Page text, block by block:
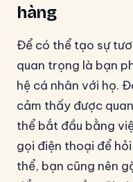
hàng
Để có thể tạo sự
quan trọng là bạn
hệ cá nhân với họ.
cảm thấy được
thể bắt đầu bằng
gọi điện thoại để
thể, bạn cũng nên